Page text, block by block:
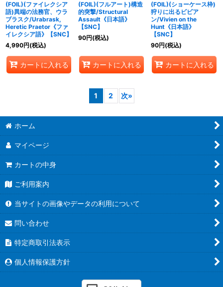
(FOIL)(ファイレクシア
語)異端の法務官、ウラ
ブラスク/Urabrask,
Heretic Praetor《ファ
イレクシア語》【SNC】
4,990円(税込)
カートに入れる
(FOIL)(フルアート)構造
的突撃/Structural
Assault《日本語》
【SNC】
90円(税込)
カートに入れる
(FOIL)(ショーケース枠)
狩りに出るビビア
ン/Vivien on the
Hunt《日本語》
【SNC】
90円(税込)
カートに入れる
1 2 次»
ホーム
マイページ
カートの中身
ご利用案内
当サイトの画像やデータの利用について
問い合わせ
特定商取引法表示
個人情報保護方針